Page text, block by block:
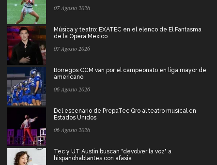
07 Agosto 2026
Música y teatro: EXATEC en el elenco de El Fantasma
de la Ópera Mexico
07 Agosto 2026
Borregos CCM van por el campeonato en liga mayor de
americano
06 Agosto 2026
Del escenario de PrepaTec Qro al teatro musical en
Estados Unidos
06 Agosto 2026
Tec y UT Austin buscan "devolver la voz" a
hispanohablantes con afasia